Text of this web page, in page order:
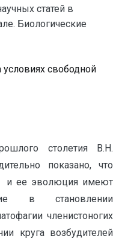
статей в
Биологические
условиях свободной
столетия В.Н.
показано, что
и ее эволюция имеют
в становлении
членистоногих
круга возбудителей